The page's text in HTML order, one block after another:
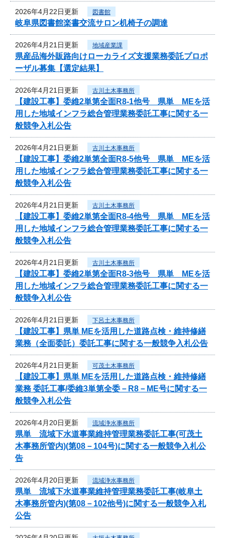
2026年4月22日更新 図書館
岐阜県図書館楽書交流サロン机椅子の調達
2026年4月21日更新 地域産業課
県産品海外販路向けローカライズ支援業務委託プロポ
ーザル募集【選定結果】
2026年4月21日更新 古川土木事務所
【建設工事】委維2単第全面R8-1他号 県単 MEを活
用した地域インフラ総合管理業務委託工事に関する一
般競争入札公告
2026年4月21日更新 古川土木事務所
【建設工事】委維2単第全面R8-5他号 県単 MEを活
用した地域インフラ総合管理業務委託工事に関する一
般競争入札公告
2026年4月21日更新 古川土木事務所
【建設工事】委維2単第全面R8-4他号 県単 MEを活
用した地域インフラ総合管理業務委託工事に関する一
般競争入札公告
2026年4月21日更新 古川土木事務所
【建設工事】委維2単第全面R8-3他号 県単 MEを活
用した地域インフラ総合管理業務委託工事に関する一
般競争入札公告
2026年4月21日更新 下呂土木事務所
【建設工事】県単 MEを活用した道路点検・維持修繕
業務（全面委託）委託工事に関する一般競争入札公告
2026年4月21日更新 可茂土木事務所
【建設工事】県単 MEを活用した道路点検・維持修繕
業務 委託工事/委維3単第全委－R8－ME号に関する一
般競争入札公告
2026年4月20日更新 流域浄水事務所
県単 流域下水道事業維持管理業務委託工事(可茂土
木事務所管内)(第08－104号)に関する一般競争入札公
告
2026年4月20日更新 流域浄水事務所
県単 流域下水道事業維持管理業務委託工事(岐阜土
木事務所管内)(第08－102他号)に関する一般競争入札
公告